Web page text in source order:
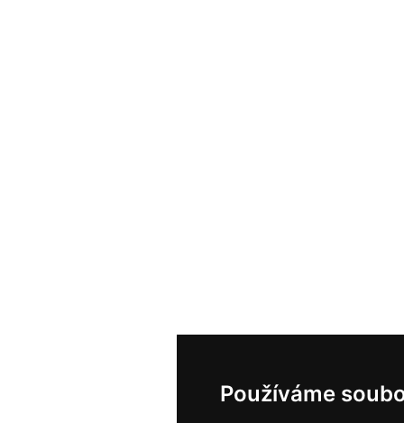
Používáme